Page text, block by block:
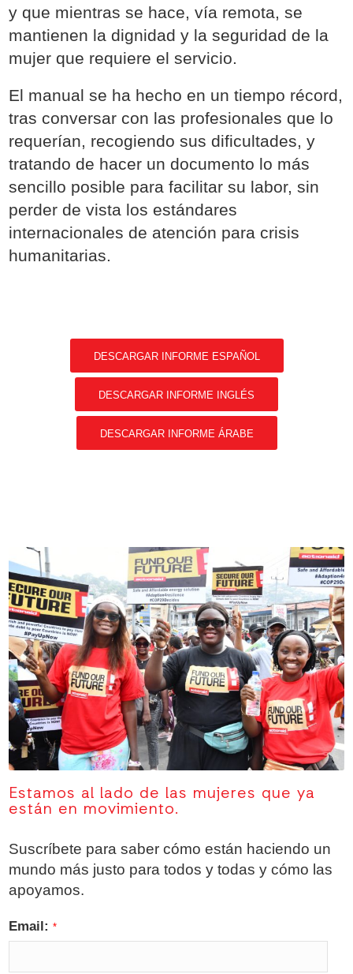
y que mientras se hace, vía remota, se
mantienen la dignidad y la seguridad de la
mujer que requiere el servicio.
El manual se ha hecho en un tiempo récord,
tras conversar con las profesionales que lo
requerían, recogiendo sus dificultades, y
tratando de hacer un documento lo más
sencillo posible para facilitar su labor, sin
perder de vista los estándares
internacionales de atención para crisis
humanitarias.
DESCARGAR INFORME ESPAÑOL
DESCARGAR INFORME INGLÉS
DESCARGAR INFORME ÁRABE
Estamos al lado de las mujeres que ya
están en movimiento.
Suscríbete para saber cómo están haciendo un
mundo más justo para todos y todas y cómo las
apoyamos.
Email:*